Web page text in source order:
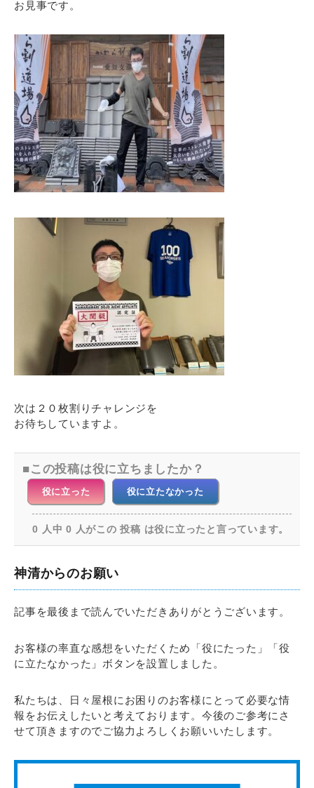
お見事です。
次は２０枚割りチャレンジを
お待ちしていますよ。
この投稿は役に立ちましたか？
役に立った 役に立たなかった
0 人中 0 人がこの 投稿 は役に立ったと言っています。
神清からのお願い
記事を最後まで読んでいただきありがとうございます。
お客様の率直な感想をいただくため「役にたった」「役
に立たなかった」ボタンを設置しました。
私たちは、日々屋根にお困りのお客様にとって必要な情
報をお伝えしたいと考えております。今後のご参考にさ
せて頂きますのでご協力よろしくお願いいたします。